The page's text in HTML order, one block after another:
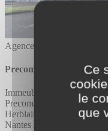
Ce
le
que
Agence de Nantes
Precom/ Additi
Immeuble Le Ponant 2
Precom/Additi dans la
Herblain et réalise trois
Nantes Atlantis…